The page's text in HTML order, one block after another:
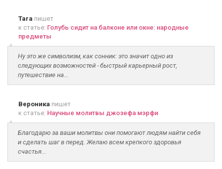
Tara пишет
к статье: Голубь сидит на балконе или окне: народные
предметы
Ну это же символизм, как сонник: это значит одно из
следующих возможностей - быстрый карьерный рост,
путешествие на...
Вероника пишет
к статье: Научные молитвы джозефа мэрфи
Благодарю за ваши молитвы они помогают людям найти себя
и сделать шаг в перед. Желаю всем крепкого здоровья
счастья...